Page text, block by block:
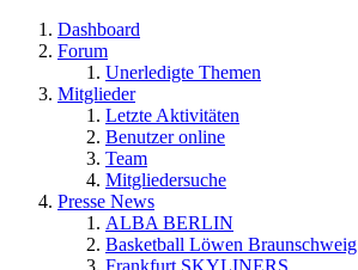
Dashboard
Forum
Unerledigte Themen
Mitglieder
Letzte Aktivitäten
Benutzer online
Team
Mitgliedersuche
Presse News
ALBA BERLIN
Basketball Löwen Braunschweig
Frankfurt SKYLINERS